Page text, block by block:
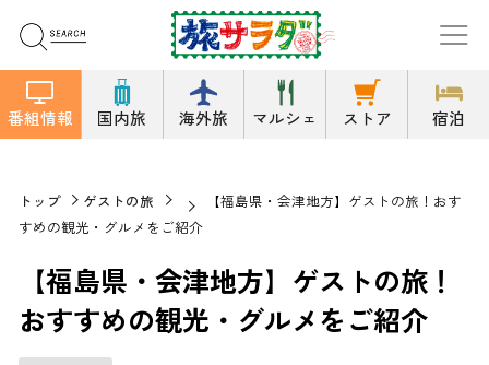
番組情報 国内旅 海外旅 マルシェ ストア 宿泊
トップ ゲストの旅
【福島県・会津地方】ゲストの旅！おす
すめの観光・グルメをご紹介
【福島県・会津地方】ゲストの旅！
おすすめの観光・グルメをご紹介